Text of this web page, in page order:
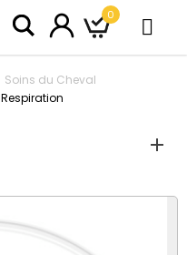
0
Soins du Cheval
Respiration